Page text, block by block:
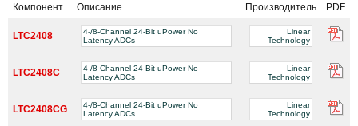
Компонент Описание Производитель PDF
LTC2408
4-/8-Channel 24-Bit uPower No
Latency ADCs
Linear
Technology
LTC2408C
4-/8-Channel 24-Bit uPower No
Latency ADCs
Linear
Technology
LTC2408CG
4-/8-Channel 24-Bit uPower No
Latency ADCs
Linear
Technology